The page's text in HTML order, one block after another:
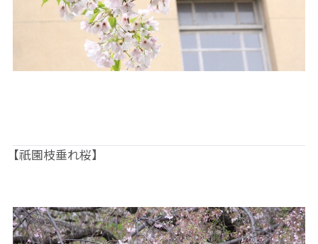
【祇園枝垂れ桜】